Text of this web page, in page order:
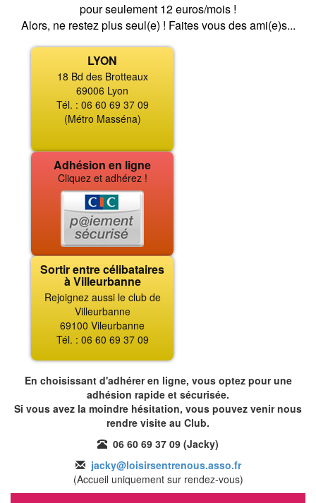
pour seulement 12 euros/mois !
Alors, ne restez plus seul(e) ! Faites vous des ami(e)s...
LYON
18 Bd des Brotteaux
69006 Lyon
Tél. : 06 60 69 37 09
(Métro Masséna)
Adhésion en ligne
Cliquez et adhérez !
Sortir entre célibataires
à Villeurbanne
Rejoignez aussi le club de
Villeurbanne
69100 Vileurbanne
Tél. : 06 60 69 37 09
En choisissant d'adhérer en ligne, vous optez pour une
adhésion rapide et sécurisée.
Si vous avez la moindre hésitation, vous pouvez venir nous
rendre visite au Club.
06 60 69 37 09 (Jacky)
jacky@loisirsentrenous.asso.fr
(Accueil uniquement sur rendez-vous)